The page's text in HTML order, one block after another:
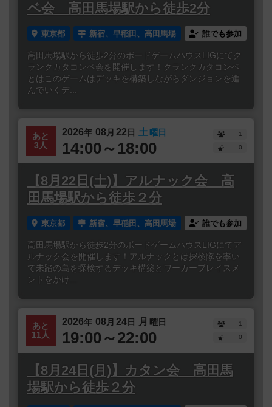
ベ会 高田馬場駅から徒歩2分
東京都 新宿、早稲田、高田馬場 誰でも参加
高田馬場駅から徒歩2分のボードゲームハウスLIGにてク
ランクカタコンベ会を開催します！クランクカタコンベ
とはこのゲームはデッキを構築しながらダンジョンを進
んでいくデ...
あと
3人
2026年 08 月 22日 土曜日
14:00～18:00
1
0
【8月22日(土)】アルナック会 高
田馬場駅から徒歩２分
東京都 新宿、早稲田、高田馬場 誰でも参加
高田馬場駅から徒歩2分のボードゲームハウスLIGにてア
ルナック会を開催します！アルナックとは探検隊を率い
て未踏の島を探検するデッキ構築とワーカープレイスメ
ントをかけ...
あと
11人
2026年 08 月 24日 月 曜日
19:00～22:00
1
0
【8月24日(月)】カタン会 高田馬
場駅から徒歩２分